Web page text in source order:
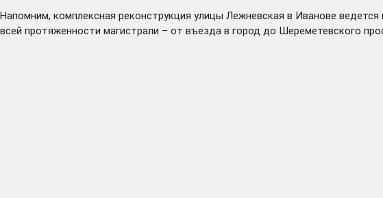
Напомним, комплексная реконструкция улицы Лежневская в Иванове
всей протяженности магистрали – от въезда в город до Шереметевского